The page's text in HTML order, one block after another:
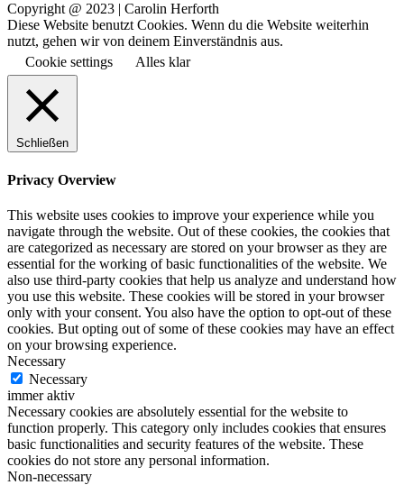
Copyright @ 2023 | Carolin Herforth
Diese Website benutzt Cookies. Wenn du die Website weiterhin
nutzt, gehen wir von deinem Einverständnis aus.
Cookie settings
Alles klar
Schließen
Privacy Overview
This website uses cookies to improve your experience while you
navigate through the website. Out of these cookies, the cookies that
are categorized as necessary are stored on your browser as they are
essential for the working of basic functionalities of the website. We
also use third-party cookies that help us analyze and understand how
you use this website. These cookies will be stored in your browser
only with your consent. You also have the option to opt-out of these
cookies. But opting out of some of these cookies may have an effect
on your browsing experience.
Necessary
Necessary
immer aktiv
Necessary cookies are absolutely essential for the website to
function properly. This category only includes cookies that ensures
basic functionalities and security features of the website. These
cookies do not store any personal information.
Non-necessary